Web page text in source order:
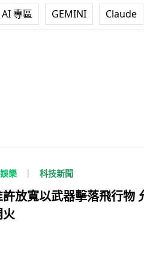
專區 GEMINI Claude
樂 科技新聞
許放寬以武器擊落飛行物
火